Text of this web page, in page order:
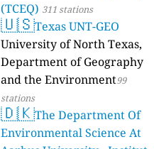
(TCEQ) 311 stations
🇺🇸Texas UNT-GEO
University of North Texas,
Department of Geography
and the Environment99
stations
🇩🇰The Department Of
Environmental Science At